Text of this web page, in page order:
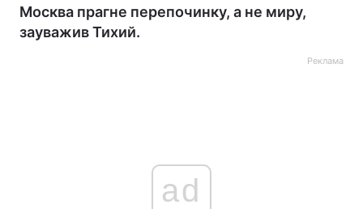
Москва прагне перепочинку, а не миру,
зауважив Тихий.
Реклама
ad